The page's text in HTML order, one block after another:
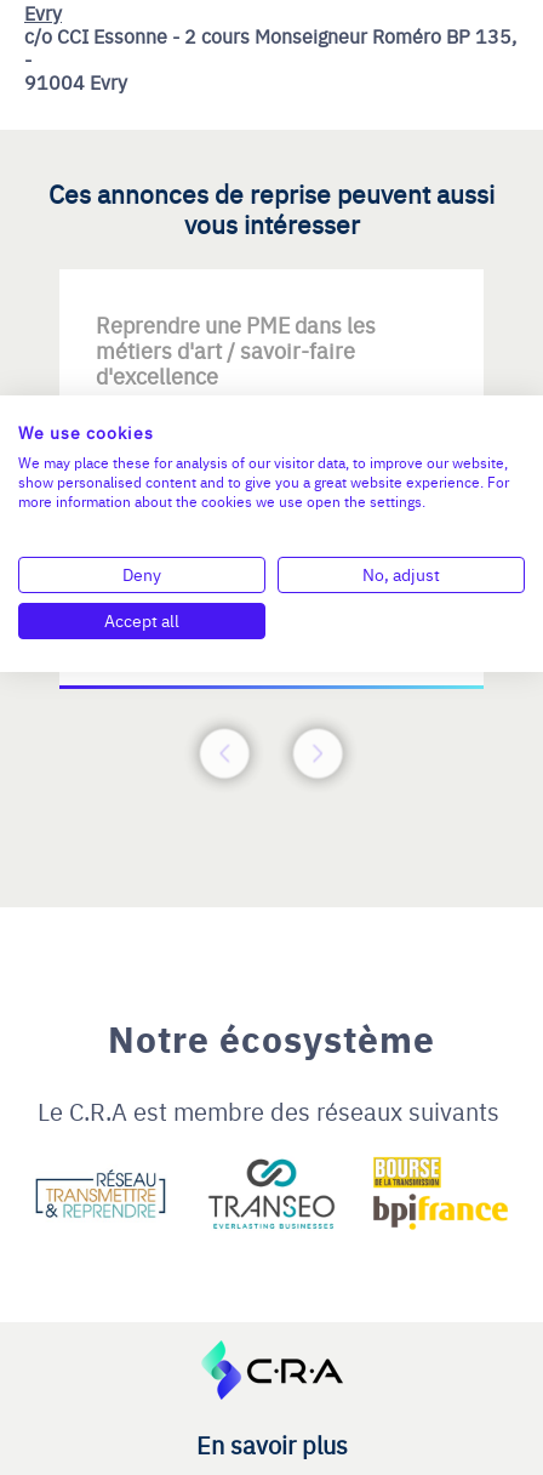
Evry
c/o CCI Essonne - 2 cours Monseigneur Roméro BP 135,
-
91004 Evry
Ces annonces de reprise peuvent aussi
vous intéresser
Reprendre une PME dans les
métiers d'art / savoir-faire
d'excellence
Investissement max:
>2 M€ et <= 5 M€
Notre écosystème
Le C.R.A est membre des réseaux suivants
En savoir plus
We use cookies
We may place these for analysis of our visitor data, to improve our website,
show personalised content and to give you a great website experience. For
more information about the cookies we use open the settings.
Deny
No, adjust
Accept all